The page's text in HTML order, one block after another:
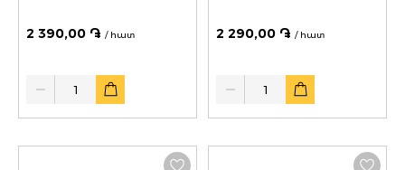
2 390,00 ֏ / հատ
Quantity
2 290,00 ֏ / հատ
Quantity